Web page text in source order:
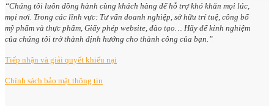
“Chúng tôi luôn đồng hành cùng khách hàng để hỗ trợ khó khăn mọi lúc,
mọi nơi. Trong các lĩnh vực: Tư vấn doanh nghiệp, sở hữu trí tuệ, công bố
mỹ phẩm và thực phẩm, Giấy phép website, đào tạo… Hãy để kinh nghiệm
của chúng tôi trở thành định hướng cho thành công của bạn.”
Tiếp nhận và giải quyết khiếu nại
Chính sách bảo mật thông tin